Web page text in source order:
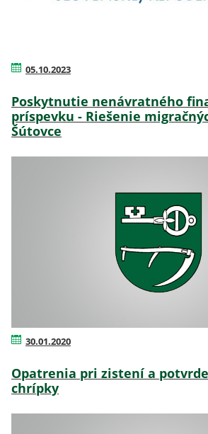
05.10.2023
Poskytnutie nenávratného
príspevku - Riešenie
Šútovce
30.01.2020
Opatrenia pri zistení a
chrípky